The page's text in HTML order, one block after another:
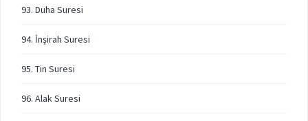
93. Duha Suresi
94. İnşirah Suresi
95. Tin Suresi
96. Alak Suresi